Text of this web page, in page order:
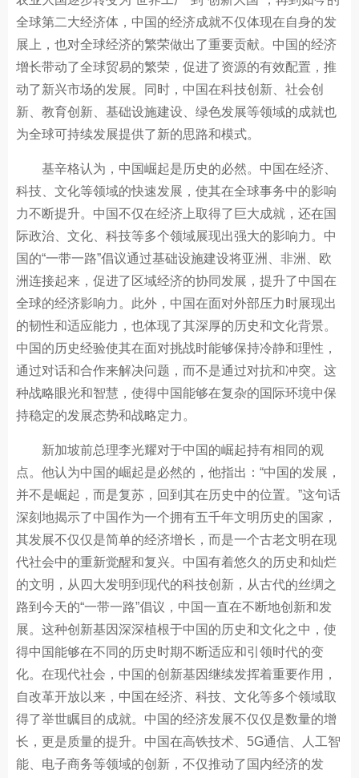
全球第二大经济体，中国的经济成就不仅体现在自身的发
展上，也对全球经济的繁荣做出了重要贡献。中国的经济
增长带动了全球贸易的繁荣，促进了资源的有效配置，推
动了新兴市场的发展。同时，中国在科技创新、社会创
新、教育创新、基础设施建设、绿色发展等领域的成就也
为全球可持续发展提供了新的思路和模式。
基辛格认为，中国崛起是历史的必然。中国在经济、
科技、文化等领域的快速发展，使其在全球事务中的影响
力不断提升。中国不仅在经济上取得了巨大成就，还在国
际政治、文化、科技等多个领域展现出强大的影响力。中
国的“一带一路”倡议通过基础设施建设将亚洲、非洲、欧
洲连接起来，促进了区域经济的协同发展，提升了中国在
全球的经济影响力。此外，中国在面对外部压力时展现出
的韧性和适应能力，也体现了其深厚的历史和文化背景。
中国的历史经验使其在面对挑战时能够保持冷静和理性，
通过对话和合作来解决问题，而不是通过对抗和冲突。这
种战略眼光和智慧，使得中国能够在复杂的国际环境中保
持稳定的发展态势和战略定力。
新加坡前总理李光耀对于中国的崛起持有相同的观
点。他认为中国的崛起是必然的，他指出：“中国的发展，
并不是崛起，而是复苏，回到其在历史中的位置。”这句话
深刻地揭示了中国作为一个拥有五千年文明历史的国家，
其发展不仅仅是简单的经济增长，而是一个古老文明在现
代社会中的重新觉醒和复兴。中国有着悠久的历史和灿烂
的文明，从四大发明到现代的科技创新，从古代的丝绸之
路到今天的“一带一路”倡议，中国一直在不断地创新和发
展。这种创新基因深深植根于中国的历史和文化之中，使
得中国能够在不同的历史时期不断适应和引领时代的变
化。在现代社会，中国的创新基因继续发挥着重要作用，
自改革开放以来，中国在经济、科技、文化等多个领域取
得了举世瞩目的成就。中国的经济发展不仅仅是数量的增
长，更是质量的提升。中国在高铁技术、5G通信、人工智
能、电子商务等领域的创新，不仅推动了国内经济的发